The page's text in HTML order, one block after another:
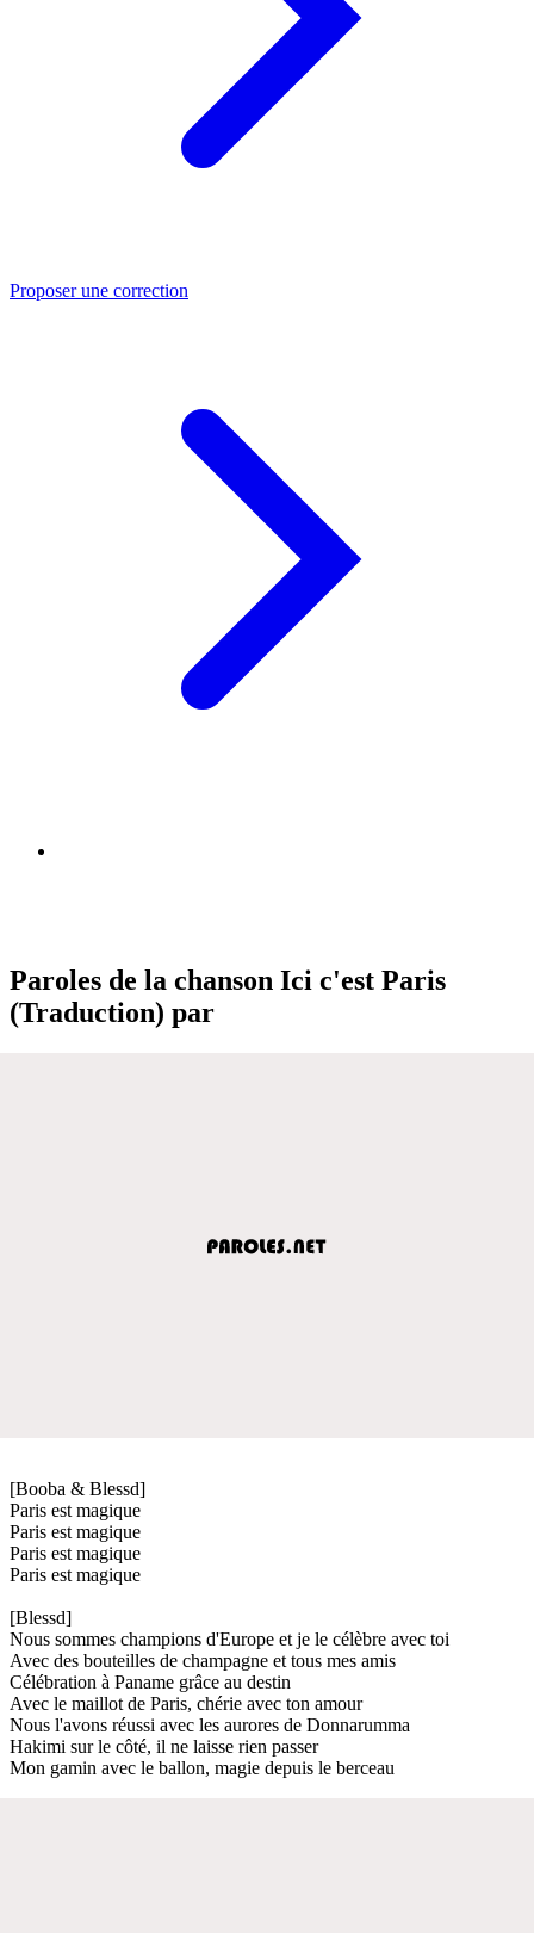
Proposer une correction
Paroles de la chanson Ici c'est Paris
(Traduction) par
[Booba & Blessd]
Paris est magique
Paris est magique
Paris est magique
Paris est magique
[Blessd]
Nous sommes champions d'Europe et je le célèbre avec toi
Avec des bouteilles de champagne et tous mes amis
Célébration à Paname grâce au destin
Avec le maillot de Paris, chérie avec ton amour
Nous l'avons réussi avec les aurores de Donnarumma
Hakimi sur le côté, il ne laisse rien passer
Mon gamin avec le ballon, magie depuis le berceau